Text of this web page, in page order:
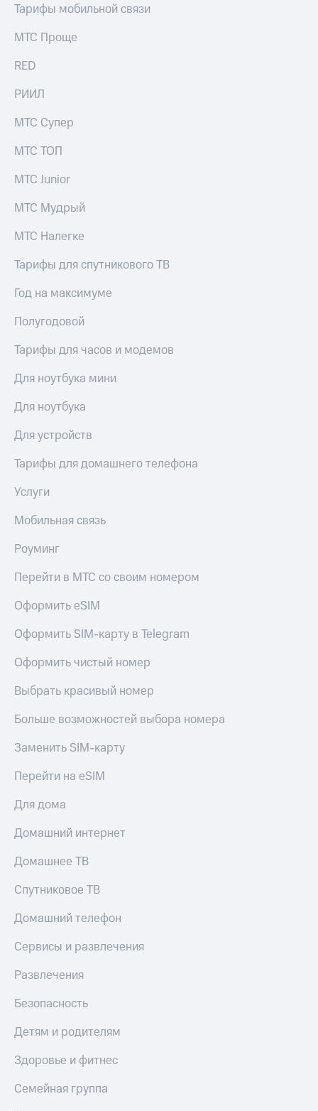
Тарифы мобильной связи
МТС Проще
RED
РИИЛ
МТС Супер
МТС ТОП
МТС Junior
МТС Мудрый
МТС Налегке
Тарифы для спутникового ТВ
Год на максимуме
Полугодовой
Тарифы для часов и модемов
Для ноутбука мини
Для ноутбука
Для устройств
Тарифы для домашнего телефона
Услуги
Мобильная связь
Роуминг
Перейти в МТС со своим номером
Оформить eSIM
Оформить SIM-карту в Telegram
Оформить чистый номер
Выбрать красивый номер
Больше возможностей выбора номера
Заменить SIM-карту
Перейти на eSIM
Для дома
Домашний интернет
Домашнее ТВ
Спутниковое ТВ
Домашний телефон
Сервисы и развлечения
Развлечения
Безопасность
Детям и родителям
Здоровье и фитнес
Семейная группа